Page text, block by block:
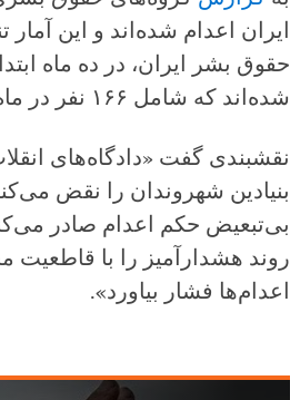
ایران اعدام شده‌اند و این آمار تنها در ماه
شده‌اند که شامل ۱۶۶ نفر در ماه اکتبر می‌شود.
نقشبندی گفت «دادگاه‌های
بنیادین شهروندان را نقض
بی‌تبعیض حکم اعدام صادر
روند هشدارآمیز را با قاطعیت
اعدام‌ها فشار بیاورد».